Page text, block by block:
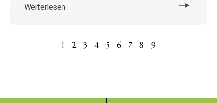
Weiterlesen
1 2 3 4 5 6 7 8 9